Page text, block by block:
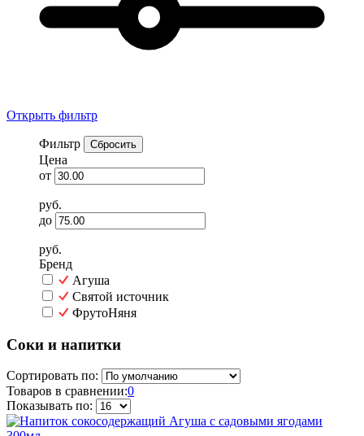
Открыть фильтр
Фильтр Сбросить
Цена
от
руб.
до
руб.
Бренд
Агуша
Святой источник
ФрутоНяня
Соки и напитки
Сортировать по:
Товаров в сравнении:0
Показывать по: